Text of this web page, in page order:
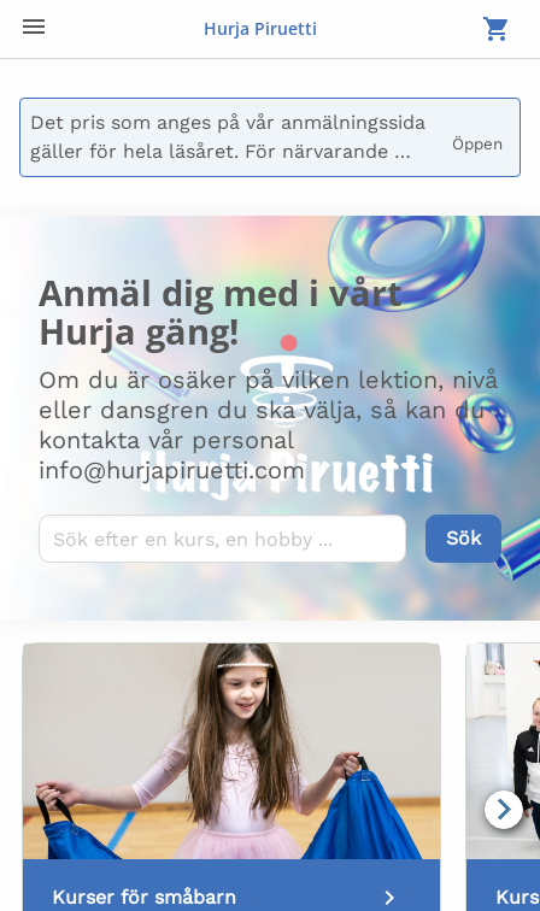
Hurja Piruetti
Det pris som anges på vår anmälningssida
gäller för hela läsåret. För närvarande
betalas endast avgiften för höstterminen.
Du kan också välja att inte betala vid
anmälan, då skickar vi en faktura till dig.
Fakturan kan även delas upp i flera
delbetalningar. Kontakta oss på
laskutus@hurjapiruetti.com för frågor om
betalning.
Anmäl dig med i vårt
Hurja gäng!
Om du är osäker på vilken lektion, nivå
eller dansgren du ska välja, så kan du
kontakta vår personal
info@hurjapiruetti.com
Sök kurser Sök
Kurser för småbarn